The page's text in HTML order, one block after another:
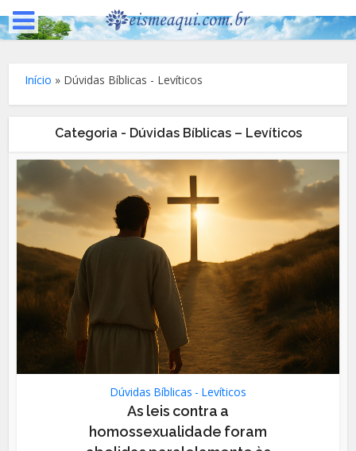
Início » Dúvidas Bíblicas - Levíticos
Categoria - Dúvidas Bíblicas – Levíticos
Dúvidas Bíblicas - Levíticos
As leis contra a
homossexualidade foram